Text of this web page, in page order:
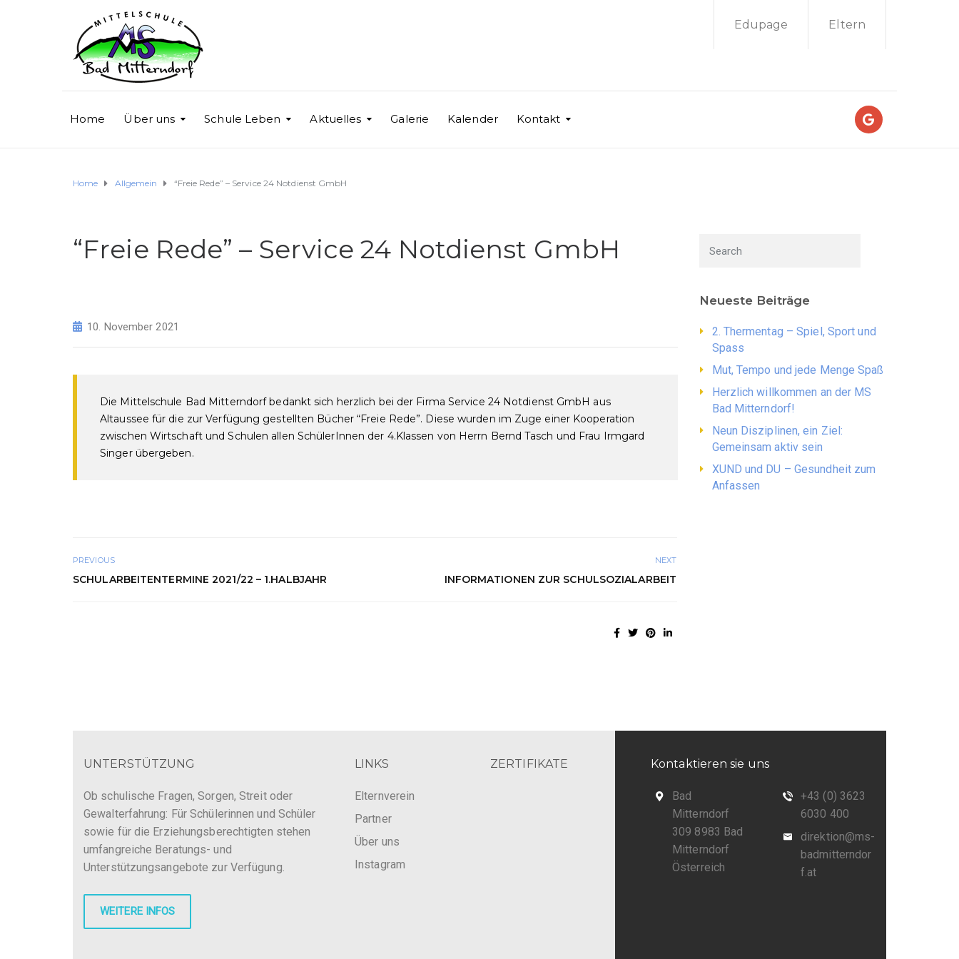
Edupage Eltern
Home Über uns Schule Leben Aktuelles Galerie Kalender Kontakt
Home Allgemein “Freie Rede” – Service 24 Notdienst GmbH
“Freie Rede” – Service 24 Notdienst GmbH
10. November 2021
Die Mittelschule Bad Mitterndorf bedankt sich herzlich bei der Firma Service 24 Notdienst GmbH aus
Altaussee für die zur Verfügung gestellten Bücher “Freie Rede”. Diese wurden im Zuge einer Kooperation
zwischen Wirtschaft und Schulen allen SchülerInnen der 4.Klassen von Herrn Bernd Tasch und Frau Irmgard
Singer übergeben.
PREVIOUS
SCHULARBEITENTERMINE 2021/22 – 1.HALBJAHR
NEXT
INFORMATIONEN ZUR SCHULSOZIALARBEIT
Neueste Beiträge
2. Thermentag – Spiel, Sport und
Spass
Mut, Tempo und jede Menge Spaß
Herzlich willkommen an der MS
Bad Mitterndorf!
Neun Disziplinen, ein Ziel:
Gemeinsam aktiv sein
XUND und DU – Gesundheit zum
Anfassen
UNTERSTÜTZUNG
Ob schulische Fragen, Sorgen, Streit oder
Gewalterfahrung: Für Schülerinnen und Schüler
sowie für die Erziehungsberechtigten stehen
umfangreiche Beratungs- und
Unterstützungsangebote zur Verfügung.
WEITERE INFOS
LINKS
Elternverein
Partner
Über uns
Instagram
ZERTIFIKATE Kontaktieren sie uns
Bad
Mitterndorf
309 8983 Bad
Mitterndorf
Österreich
+43 (0) 3623
6030 400
direktion@ms-
badmitterndor
f.at